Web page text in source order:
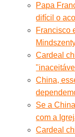
Papa
difícil o
Francisco
Cardeal
China,
Se a
com a
Cardeal